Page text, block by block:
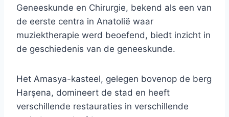
Geneeskunde en Chirurgie, bekend als een van
de eerste centra in Anatolië waar
muziektherapie werd beoefend, biedt inzicht in
de geschiedenis van de geneeskunde.
Het Amasya-kasteel, gelegen bovenop de berg
Harşena, domineert de stad en heeft
verschillende restauraties in verschillende